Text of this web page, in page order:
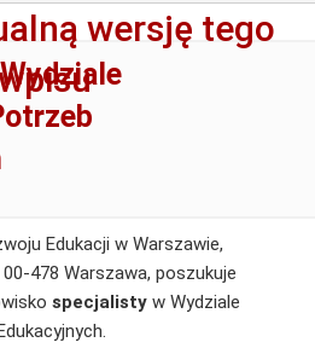
wersję tego
Edukacji w Warszawie,
478 Warszawa, poszukuje
specjalisty w Wydziale